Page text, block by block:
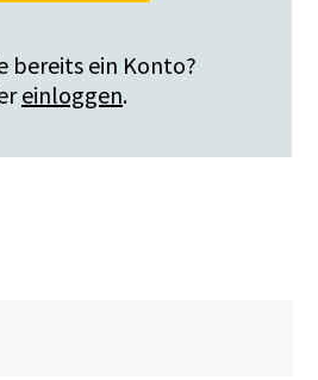
bereits ein Konto?
einloggen.